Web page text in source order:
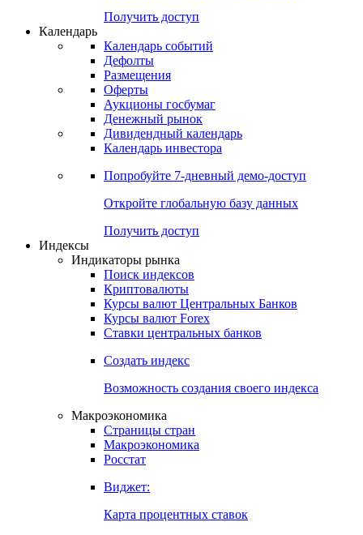
Получить доступ
Календарь
Календарь событий
Дефолты
Размещения
Оферты
Аукционы госбумаг
Денежный рынок
Дивидендный календарь
Календарь инвестора
Попробуйте 7-дневный демо-доступ
Откройте глобальную базу данных
Получить доступ
Индексы
Индикаторы рынка
Поиск индексов
Криптовалюты
Курсы валют Центральных Банков
Курсы валют Forex
Ставки центральных банков
Создать индекс
Возможность создания своего индекса
Макроэкономика
Страницы стран
Макроэкономика
Росстат
Виджет:
Карта процентных ставок